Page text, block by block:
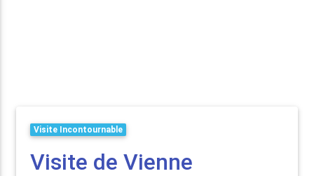
Visite Incontournable
Visite de Vienne